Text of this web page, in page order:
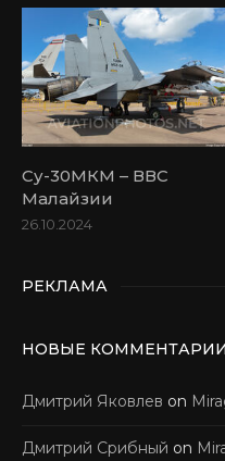
Су-30МКМ – ВВС
Малайзии
26.10.2024
РЕКЛАМА
НОВЫЕ КОММЕНТАРИИ
Дмитрий Яковлев on
Дмитрий Срибный on